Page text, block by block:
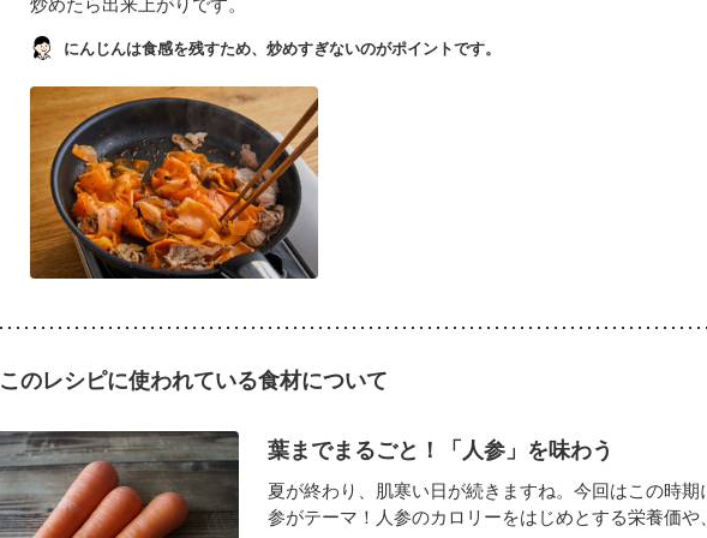
にんじんは食感を残すため、炒めすぎないのがポイントです。
このレシピに使われている食材について
葉までまるごと！「人参」を味わう
夏が終わり、肌寒い日が続きますね。今回はこの時期
参がテーマ！人参のカロリーをはじめとする栄養価や